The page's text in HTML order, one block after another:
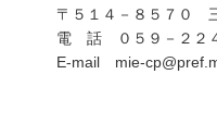
〒５１４－８５７０ 三
電 話 ０５９－２２４
E-mail mie-